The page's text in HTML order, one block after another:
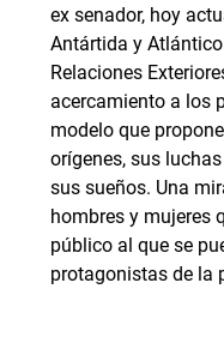
ex senador, hoy
Antártida y
Relaciones
acercamiento a los
modelo que
orígenes, sus
sus sueños. Una
hombres y mujeres
público al que se
protagonistas de la